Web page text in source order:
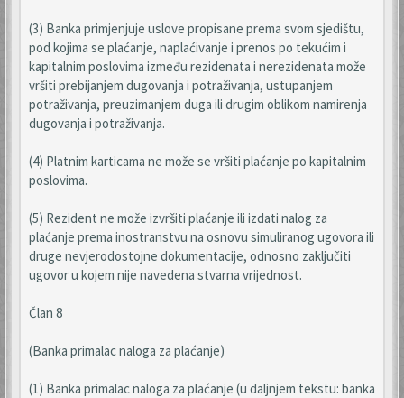
(3) Banka primjenjuje uslove propisane prema svom sjedištu,
pod kojima se plaćanje, naplaćivanje i prenos po tekućim i
kapitalnim poslovima između rezidenata i nerezidenata može
vršiti prebijanjem dugovanja i potraživanja, ustupanjem
potraživanja, preuzimanjem duga ili drugim oblikom namirenja
dugovanja i potraživanja.
(4) Platnim karticama ne može se vršiti plaćanje po kapitalnim
poslovima.
(5) Rezident ne može izvršiti plaćanje ili izdati nalog za
plaćanje prema inostranstvu na osnovu simuliranog ugovora ili
druge nevjerodostojne dokumentacije, odnosno zaključiti
ugovor u kojem nije navedena stvarna vrijednost.
Član 8
(Banka primalac naloga za plaćanje)
(1) Banka primalac naloga za plaćanje (u daljnjem tekstu: banka